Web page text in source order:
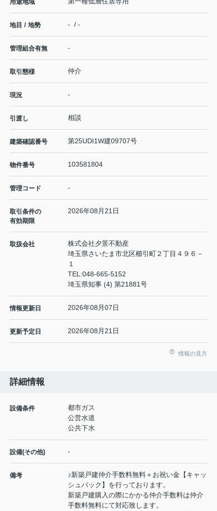
用途地域
地目 / 地勢 - / -
管理組合有無 -
取引態様 仲介
現況 -
引渡し 相談
建築確認番号 第25UDI1W建09707号
物件番号 103581804
管理コード -
取引条件の
有効期限
2026年08月21日
取扱会社
株式会社夕景不動産
埼玉県さいたま市北区櫛引町２丁目４９６－
１
TEL:048-665-5152
埼玉県知事 (4) 第21881号
情報更新日 2026年08月07日
更新予定日 2026年08月21日
情報の見方
詳細情報
設備条件
都市ガス
公営水道
公共下水
設備(その他) -
備考
♪新築戸建仲介手数料無料＋お祝い金【キャッ
シュバック】を行っております。
新築戸建購入の際にかかる仲介手数料は仲介
手数料無料にて対応致します。